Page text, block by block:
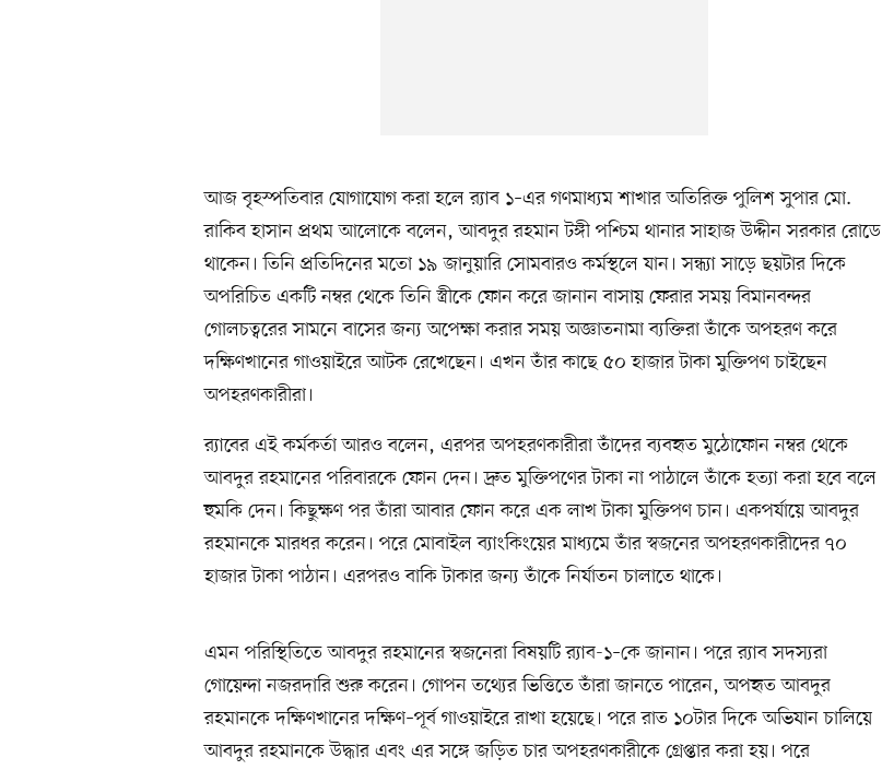
আজ বৃহস্পতিবার যোগাযোগ করা হলে র‍্যাব ১–এর গণমাধ্যম শাখার অতিরিক্ত পুলিশ সুপার মো.
রাকিব হাসান প্রথম আলোকে বলেন, আবদুর রহমান টঙ্গী পশ্চিম থানার সাহাজ উদ্দীন সরকার রোডে
থাকেন। তিনি প্রতিদিনের মতো ১৯ জানুয়ারি সোমবারও কর্মস্থলে যান। সন্ধ্যা সাড়ে ছয়টার দিকে
অপরিচিত একটি নম্বর থেকে তিনি স্ত্রীকে ফোন করে জানান বাসায় ফেরার সময় বিমানবন্দর
গোলচত্বরের সামনে বাসের জন্য অপেক্ষা করার সময় অজ্ঞাতনামা ব্যক্তিরা তাঁকে অপহরণ করে
দক্ষিণখানের গাওয়াইরে আটক রেখেছেন। এখন তাঁর কাছে ৫০ হাজার টাকা মুক্তিপণ চাইছেন
অপহরণকারীরা।
র‍্যাবের এই কর্মকর্তা আরও বলেন, এরপর অপহরণকারীরা তাঁদের ব্যবহৃত মুঠোফোন নম্বর থেকে
আবদুর রহমানের পরিবারকে ফোন দেন। দ্রুত মুক্তিপণের টাকা না পাঠালে তাঁকে হত্যা করা হবে বলে
হুমকি দেন। কিছুক্ষণ পর তাঁরা আবার ফোন করে এক লাখ টাকা মুক্তিপণ চান। একপর্যায়ে আবদুর
রহমানকে মারধর করেন। পরে মোবাইল ব্যাংকিংয়ের মাধ্যমে তাঁর স্বজনের অপহরণকারীদের ৭০
হাজার টাকা পাঠান। এরপরও বাকি টাকার জন্য তাঁকে নির্যাতন চালাতে থাকে।
এমন পরিস্থিতিতে আবদুর রহমানের স্বজনেরা বিষয়টি র‍্যাব-১–কে জানান। পরে র‍্যাব সদস্যরা
গোয়েন্দা নজরদারি শুরু করেন। গোপন তথ্যের ভিত্তিতে তাঁরা জানতে পারেন, অপহৃত আবদুর
রহমানকে দক্ষিণখানের দক্ষিণ–পূর্ব গাওয়াইরে রাখা হয়েছে। পরে রাত ১০টার দিকে অভিযান চালিয়ে
আবদুর রহমানকে উদ্ধার এবং এর সঙ্গে জড়িত চার অপহরণকারীকে গ্রেপ্তার করা হয়। পরে